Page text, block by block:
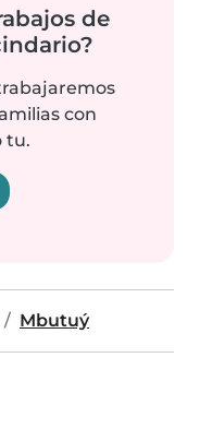
de
con
tu.
Mbutuý